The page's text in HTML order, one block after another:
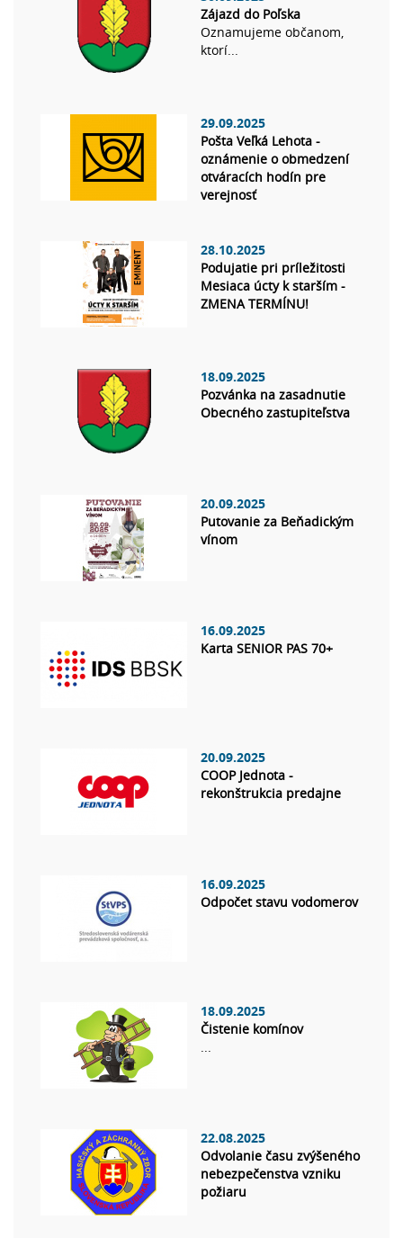
Zájazd do Poľska
Oznamujeme občanom,
ktorí...
29.09.2025
Pošta Veľká Lehota -
oznámenie o obmedzení
otváracích hodín pre
verejnosť
28.10.2025
Podujatie pri príležitosti
Mesiaca úcty k starším -
ZMENA TERMÍNU!
18.09.2025
Pozvánka na zasadnutie
Obecného zastupiteľstva
20.09.2025
Putovanie za Beňadickým
vínom
16.09.2025
Karta SENIOR PAS 70+
20.09.2025
COOP Jednota -
rekonštrukcia predajne
16.09.2025
Odpočet stavu vodomerov
18.09.2025
Čistenie komínov
...
22.08.2025
Odvolanie času zvýšeného
nebezpečenstva vzniku
požiaru